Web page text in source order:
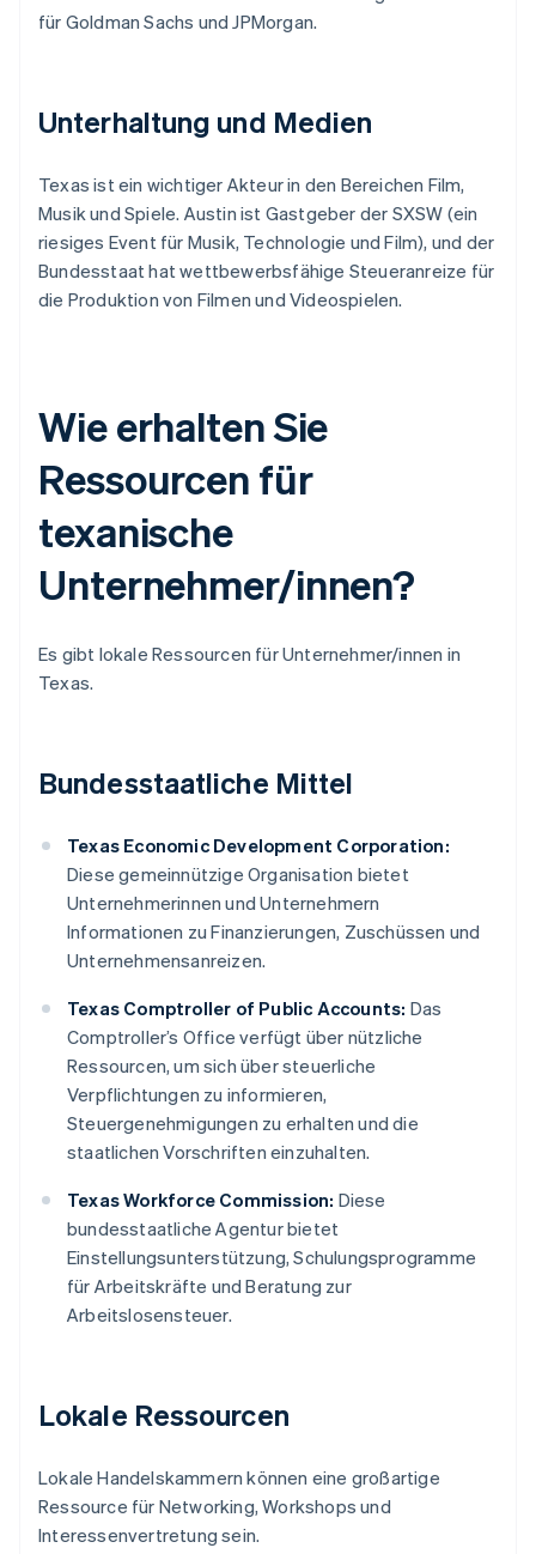
für Goldman Sachs und JPMorgan.
Unterhaltung und Medien
Texas ist ein wichtiger Akteur in den Bereichen Film,
Musik und Spiele. Austin ist Gastgeber der SXSW (ein
riesiges Event für Musik, Technologie und Film), und der
Bundesstaat hat wettbewerbsfähige Steueranreize für
die Produktion von Filmen und Videospielen.
Wie erhalten Sie
Ressourcen für
texanische
Unternehmer/innen?
Es gibt lokale Ressourcen für Unternehmer/innen in
Texas.
Bundesstaatliche Mittel
Texas Economic Development Corporation:
Diese gemeinnützige Organisation bietet
Unternehmerinnen und Unternehmern
Informationen zu Finanzierungen, Zuschüssen und
Unternehmensanreizen.
Texas Comptroller of Public Accounts: Das
Comptroller’s Office verfügt über nützliche
Ressourcen, um sich über steuerliche
Verpflichtungen zu informieren,
Steuergenehmigungen zu erhalten und die
staatlichen Vorschriften einzuhalten.
Texas Workforce Commission: Diese
bundesstaatliche Agentur bietet
Einstellungsunterstützung, Schulungsprogramme
für Arbeitskräfte und Beratung zur
Arbeitslosensteuer.
Lokale Ressourcen
Lokale Handelskammern können eine großartige
Ressource für Networking, Workshops und
Interessenvertretung sein.